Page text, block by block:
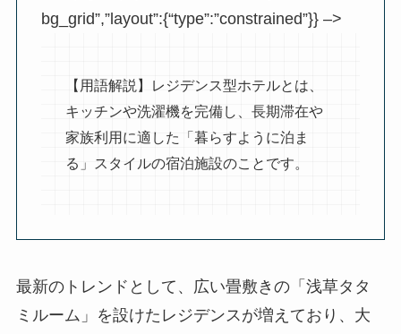
bg_grid”,”layout”:{“type”:”constrained”}} –>
【用語解説】レジデンス型ホテルとは、
キッチンや洗濯機を完備し、長期滞在や
家族利用に適した「暮らすように泊ま
る」スタイルの宿泊施設のことです。
最新のトレンドとして、広い畳敷きの「浅草タタ
ミルーム」を設けたレジデンスが増えており、大